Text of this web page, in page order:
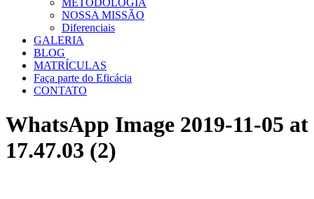
METODOLOGIA
NOSSA MISSÃO
Diferenciais
GALERIA
BLOG
MATRÍCULAS
Faça parte do Eficácia
CONTATO
WhatsApp Image 2019-11-05 at
17.47.03 (2)